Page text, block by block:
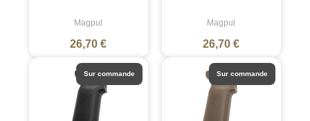
Magpul
26,70 €
Magpul
26,70 €
Sur commande Sur commande